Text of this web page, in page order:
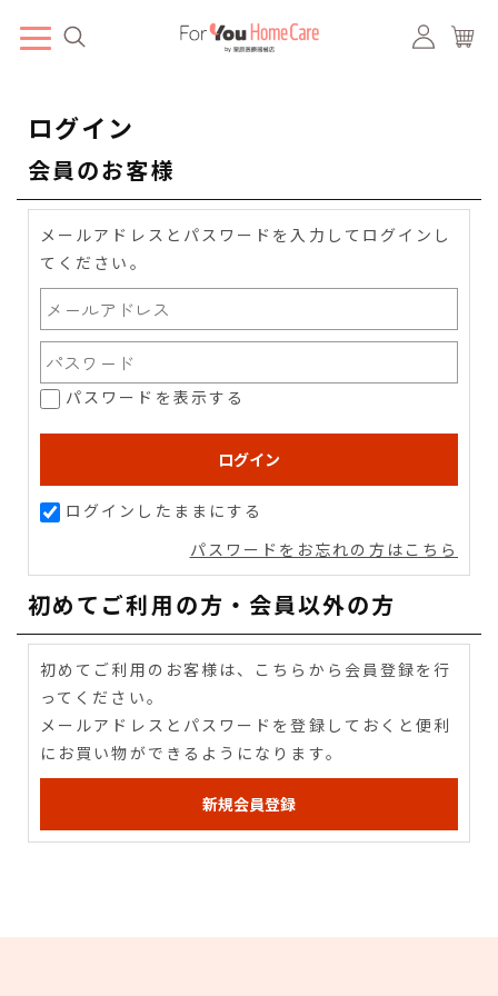
ログイン
会員のお客様
メールアドレスとパスワードを入力してログインし
てください。
パスワードを表示する
ログインしたままにする
パスワードをお忘れの方はこちら
初めてご利用の方・会員以外の方
初めてご利用のお客様は、こちらから会員登録を行
ってください。
メールアドレスとパスワードを登録しておくと便利
にお買い物ができるようになります。